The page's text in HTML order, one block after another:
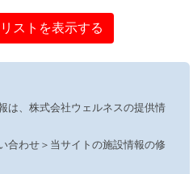
ストを表示する
は、株式会社ウェルネスの提供情
合わせ＞当サイトの施設情報の修